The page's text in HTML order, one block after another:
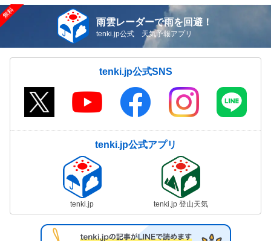
雨雲レーダーで雨を回避！
tenki.jp公式 天気予報アプリ
tenki.jp公式SNS
tenki.jp公式アプリ
tenki.jp tenki.jp 登山天気